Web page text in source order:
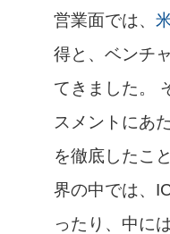
営業面では、
得と、ベンチ
てきました。
スメントにあ
を徹底したこ
界の中では、
ったり、中に